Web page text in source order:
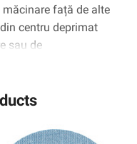
față de alte
centru deprimat
sau de
durată are o rată
plus, acest